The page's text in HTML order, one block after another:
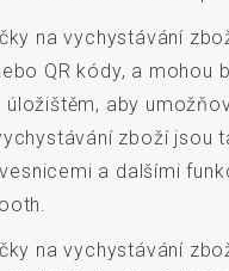
na vychystávání
QR kódy, a
aby
zboží jsou
a dalšími
na vychystávání